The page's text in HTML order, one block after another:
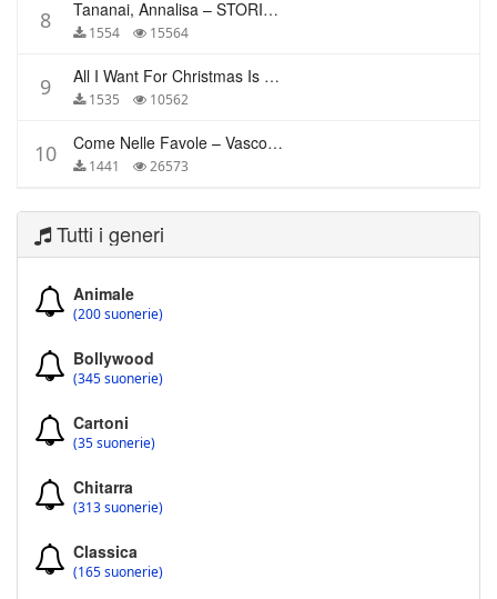
8 Tananai, Annalisa – STORIE BREVI
1554 15564
9 All I Want For Christmas Is You – Mariah Carey
1535 10562
10 Come Nelle Favole – Vasco Rossi
1441 26573
Tutti i generi
Animale
(200 suonerie)
Bollywood
(345 suonerie)
Cartoni
(35 suonerie)
Chitarra
(313 suonerie)
Classica
(165 suonerie)